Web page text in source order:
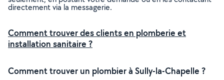
directement via la messagerie.
Comment trouver des clients en plomberie et
installation sanitaire ?
Comment trouver un plombier à Sully-la-Chapelle ?